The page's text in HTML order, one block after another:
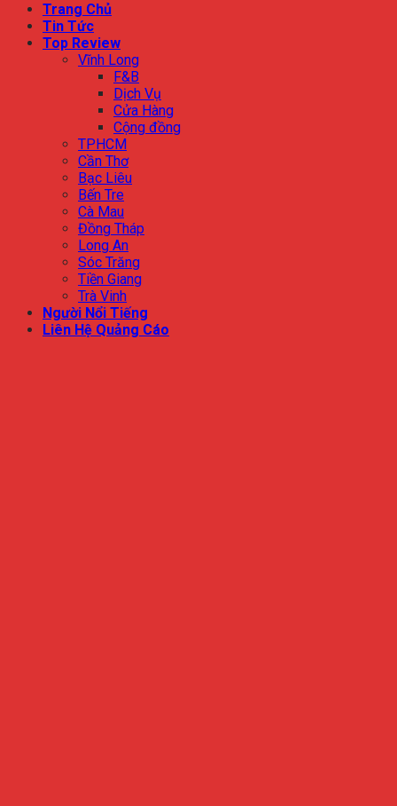
Trang Chủ
Tin Tức
Top Review
Vĩnh Long
F&B
Dịch Vụ
Cửa Hàng
Cộng đồng
TPHCM
Cần Thơ
Bạc Liêu
Bến Tre
Cà Mau
Đồng Tháp
Long An
Sóc Trăng
Tiền Giang
Trà Vinh
Người Nổi Tiếng
Liên Hệ Quảng Cáo